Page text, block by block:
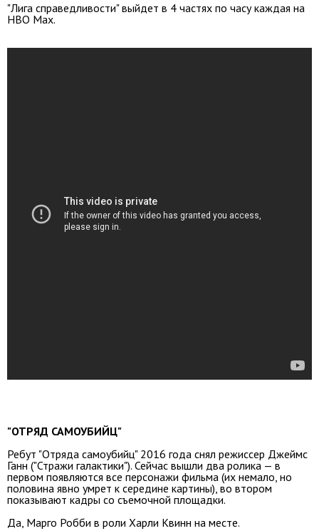
"Лига справедливости" выйдет в 4 частях по часу каждая на
HBO Max.
"ОТРЯД САМОУБИЙЦ"
Ребут "Отряда самоубийц" 2016 года снял режиссер Джеймс
Ганн ("Стражи галактики"). Сейчас вышли два ролика — в
первом появляются все персонажи фильма (их немало, но
половина явно умрет к середине картины), во втором
показывают кадры со съемочной площадки.
Да, Марго Робби в роли Харли Квинн на месте.